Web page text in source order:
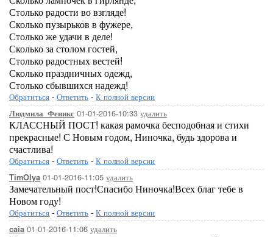
Столько радости во взгляде!
Сколько пузырьков в фужере,
Столько же удачи в деле!
Сколько за столом гостей,
Столько радостных вестей!
Сколько праздничных одежд,
Столько сбывшихся надежд!
Обратиться - Ответить - К полной версии
Людмила_Феникс 01-01-2016-10:33 удалить
КЛАССНЫЙ ПОСТ! какая рамочка бесподобная и стихи
прекрасные! С Новым годом, Ниночка, будь здорова и
счастлива!
Обратиться - Ответить - К полной версии
TimOlya 01-01-2016-11:05 удалить
Замечательный пост!Спасибо Ниночка!Всех благ тебе в
Новом году!
Обратиться - Ответить - К полной версии
caia 01-01-2016-11:06 удалить